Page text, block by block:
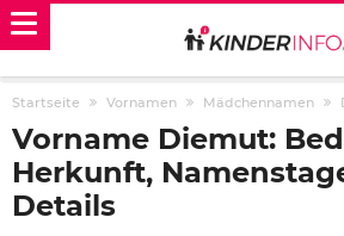
Startseite Vornamen Mädchennamen
Vorname Diemut:
Herkunft,
Details